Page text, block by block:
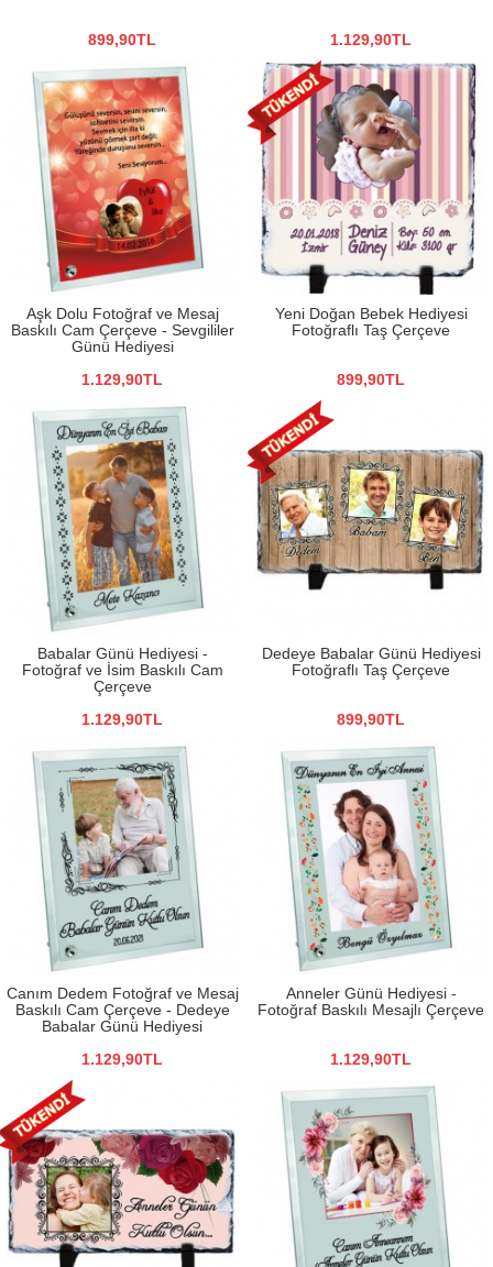
899,90TL 1.129,90TL
Aşk Dolu Fotoğraf ve Mesaj
Baskılı Cam Çerçeve - Sevgililer
Günü Hediyesi
1.129,90TL
Yeni Doğan Bebek Hediyesi
Fotoğraflı Taş Çerçeve
899,90TL
Babalar Günü Hediyesi -
Fotoğraf ve İsim Baskılı Cam
Çerçeve
1.129,90TL
Dedeye Babalar Günü Hediyesi
Fotoğraflı Taş Çerçeve
899,90TL
Canım Dedem Fotoğraf ve Mesaj
Baskılı Cam Çerçeve - Dedeye
Babalar Günü Hediyesi
1.129,90TL
Anneler Günü Hediyesi -
Fotoğraf Baskılı Mesajlı Çerçeve
1.129,90TL